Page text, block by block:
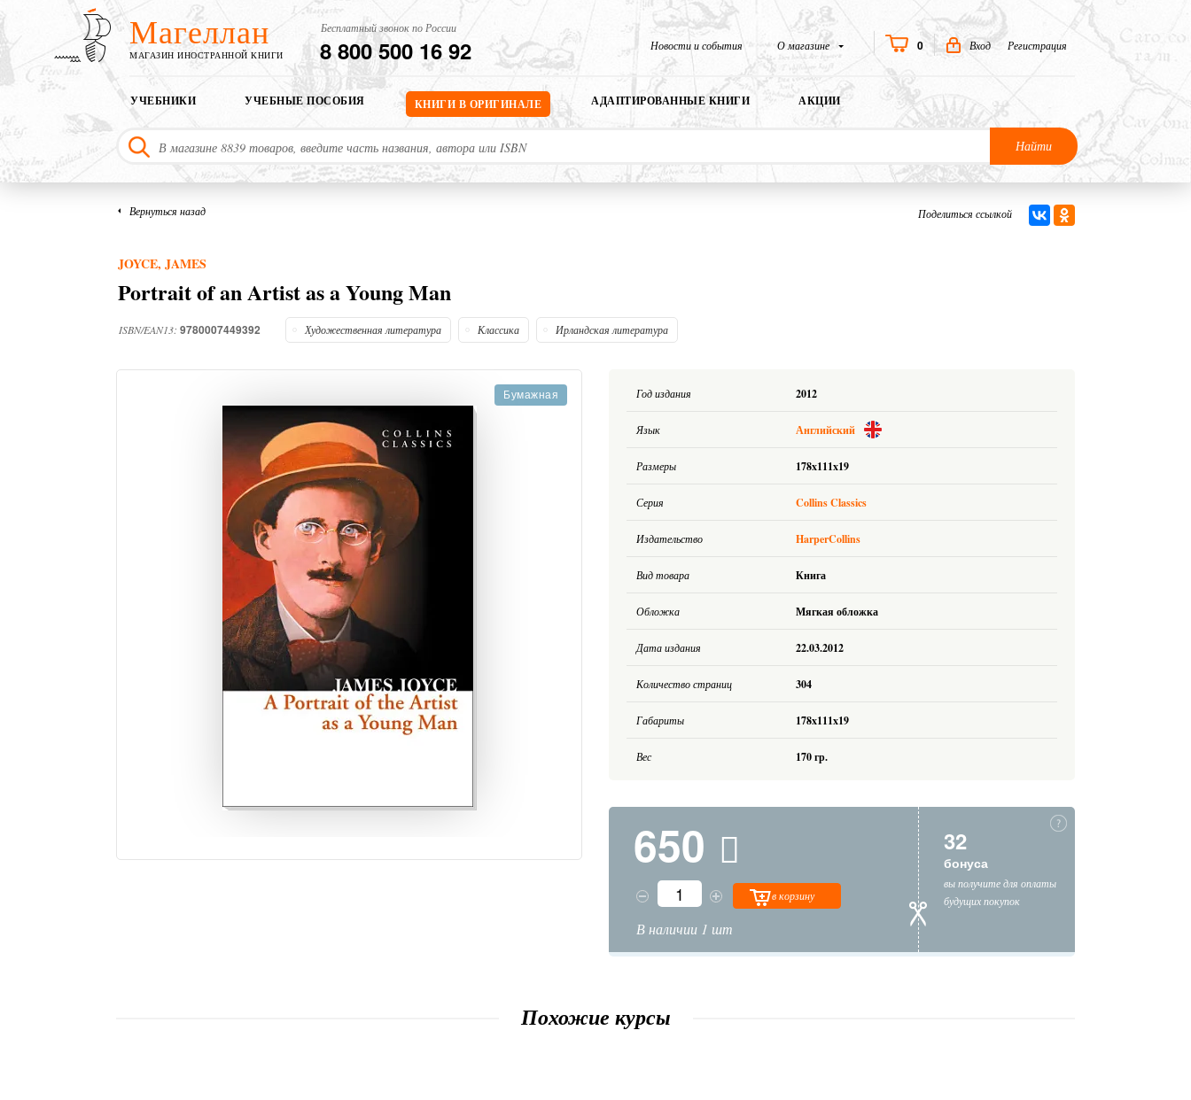
Магеллан
МАГАЗИН ИНОСТРАННОЙ КНИГИ
Бесплатный звонок по России
8 800 500 16 92 Новости и события О магазине 0 Вход Регистрация
УЧЕБНИКИ УЧЕБНЫЕ ПОСОБИЯ КНИГИ В ОРИГИНАЛЕ АДАПТИРОВАННЫЕ КНИГИ АКЦИИ
Найти
Вернуться назад Поделиться ссылкой
JOYCE, JAMES
Portrait of an Artist as a Young Man
ISBN/EAN13: 9780007449392 Художественная литература Классика Ирландская литература
Бумажная Год издания 2012
Язык Английский
Размеры 178x111x19
Серия Collins Classics
Издательство HarperCollins
Вид товара Книга
Обложка Мягкая обложка
Дата издания 22.03.2012
Количество страниц 304
Габариты 178x111x19
Вес 170 гр.
650
в корзину
В наличии 1 шт
32
бонуса
вы получите для оплаты
будущих покупок
Похожие курсы